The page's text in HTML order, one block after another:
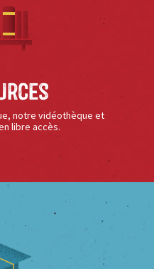
notre vidéothèque et
libre accès.